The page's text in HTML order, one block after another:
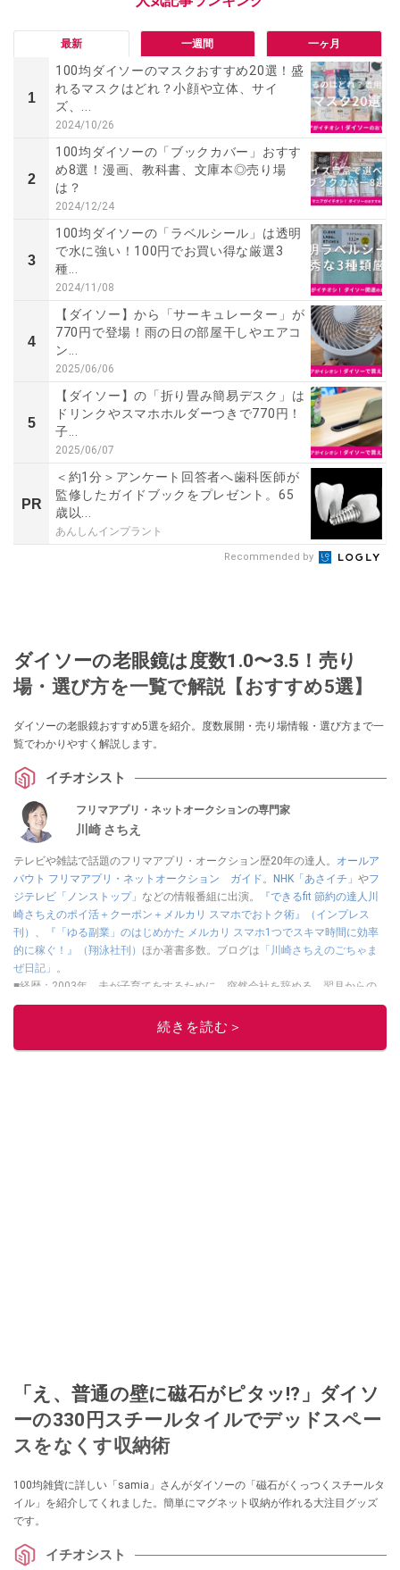
最新 一週間 一ヶ月
1
100均ダイソーのマスクおすすめ20選！盛
れるマスクはどれ？小顔や立体、サイ
ズ、...
2024/10/26
2
100均ダイソーの「ブックカバー」おすす
め8選！漫画、教科書、文庫本◎売り場
は？
2024/12/24
3
100均ダイソーの「ラベルシール」は透明
で水に強い！100円でお買い得な厳選3
種...
2024/11/08
4
【ダイソー】から「サーキュレーター」が
770円で登場！雨の日の部屋干しやエアコ
ン...
2025/06/06
5
【ダイソー】の「折り畳み簡易デスク」は
ドリンクやスマホホルダーつきで770円！
子...
2025/06/07
PR
＜約1分＞アンケート回答者へ歯科医師が
監修したガイドブックをプレゼント。65
歳以...
あんしんインプラント
Recommended by
ダイソーの老眼鏡は度数1.0〜3.5！売り
場・選び方を一覧で解説【おすすめ5選】
ダイソーの老眼鏡おすすめ5選を紹介。度数展開・売り場情報・選び方まで一
覧でわかりやすく解説します。
イチオシスト
フリマアプリ・ネットオークションの専門家
川崎 さちえ
テレビや雑誌で話題のフリマアプリ・オークション歴20年の達人。 オールア
バウト フリマアプリ・ネットオークション ガイド。 NHK「あさイチ」 やフ
ジテレビ「ノンストップ」 などの情報番組に出演。
『できるfit 節約の達人川
崎さちえのポイ活＋クーポン＋メルカリ スマホでおトク術』（インプレス
刊） 、
『「ゆる副業」のはじめかた メルカリ スマホ1つでスキマ時間に効率
的に稼ぐ！』（翔泳社刊） ほか著書多数。ブログは 「川崎さちえのごちゃま
ぜ日記」 。
■経歴：2003年、夫が子育てをするために、突然会社を辞める。翌月からの
給料が０円になり、家にいながら、しかも空いた時間でできるオークション
に目をつける。しかし、取引の仕方がわからずに、まずは落札者として参
続きを読む＞
「え、普通の壁に磁石がピタッ!?」ダイソ
ーの330円スチールタイルでデッドスペー
スをなくす収納術
100均雑貨に詳しい「samia」さんがダイソーの「磁石がくっつくスチールタ
イル」を紹介してくれました。簡単にマグネット収納が作れる大注目グッズ
です。
イチオシスト